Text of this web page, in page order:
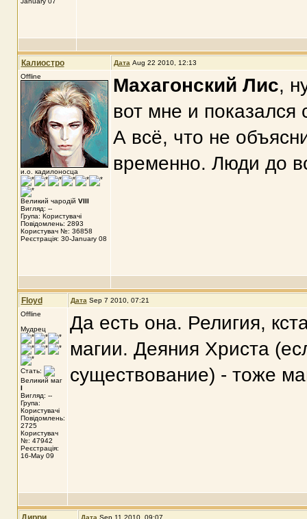
Калиостро Дата Aug 22 2010, 12:13
Offline
и.о. кадилоносца
Великий чародій VIII
Вигляд: --
Група: Користувачі
Повідомлень: 2893
Користувач №: 36858
Реєстрація: 30-January 08
Махагонский Лис,
вот мне и показался
А всё, что не
временно. Люди до
Floyd Дата Sep 7 2010, 07:21
Offline
Мудрец
Стать:
Великий маг
I
Вигляд: --
Група:
Користувачі
Повідомлень:
2725
Користувач
№: 47942
Реєстрація:
16-May 09
Да есть она. Религия,
магии. Деяния Христа
существование) - тоже
Дата Sep 11 2010, 09:07